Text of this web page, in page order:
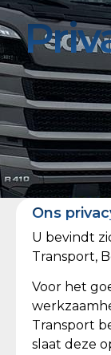
Ons
U bevindt
Transport,
Voor het
Transport
slaat deze